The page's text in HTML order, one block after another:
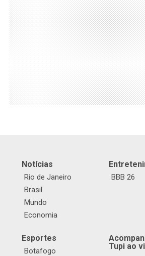
Notícias
Rio de Janeiro
Brasil
Mundo
Economia
BBB 26
Esportes
Botafogo
Tupi ao